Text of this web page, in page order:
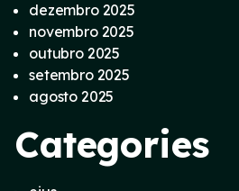
dezembro 2025
novembro 2025
outubro 2025
setembro 2025
agosto 2025
Categories